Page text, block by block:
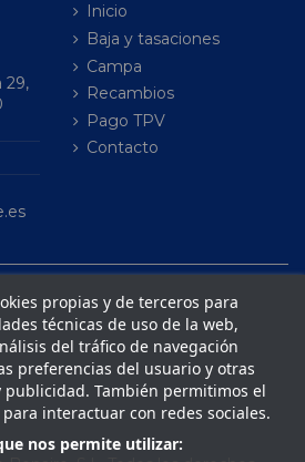
29,
Inicio
Baja y tasaciones
Campa
Recambios
Pago TPV
Contacto
propias y de terceros para
técnicas de uso de la web,
del tráfico de navegación
preferencias del usuario y otras
publicidad. También permitimos el
interactuar con redes sociales.
nos permite utilizar: